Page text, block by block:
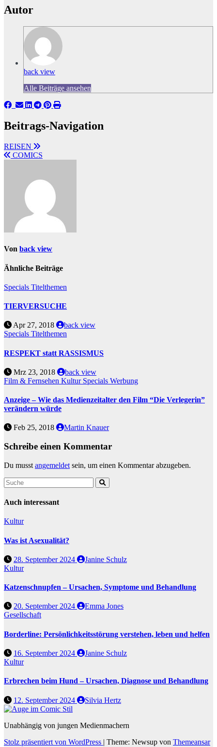
Autor
back view
Alle Beiträge ansehen
Beitrags-Navigation
REISEN
COMICS
Von back view
Ähnliche Beiträge
Specials Titelthemen
TIERVERSUCHE
Apr 27, 2018
back view
Specials Titelthemen
RESPEKT statt RASSISMUS
Mrz 23, 2018
back view
Film & Fernsehen Kultur Specials Werbung
Anzeige – Wie das Medienzeitalter den Film “Die Verlegerin”
verändern würde
Feb 25, 2018 Martin Knauer
Schreibe einen Kommentar
Du musst angemeldet sein, um einen Kommentar abzugeben.
Auch interessant
Kultur
Was ist Asexualität?
28. September 2024
Janine Schulz
Kultur
Katzenschnupfen – Ursachen, Symptome und Behandlung
20. September 2024
Emma Jones
Gesellschaft
Borderline: Persönlichkeitsstörung verstehen, leben und helfen
16. September 2024
Janine Schulz
Kultur
Erbrechen beim Hund – Ursachen, Diagnose und Behandlung
12. September 2024 Silvia Hertz
Unabhängig von jungen Medienmachern
Stolz präsentiert von WordPress | Theme: Newsup von Themeansar